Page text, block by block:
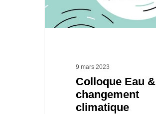
9 mars 2023
Colloque Eau &
changement
climatique